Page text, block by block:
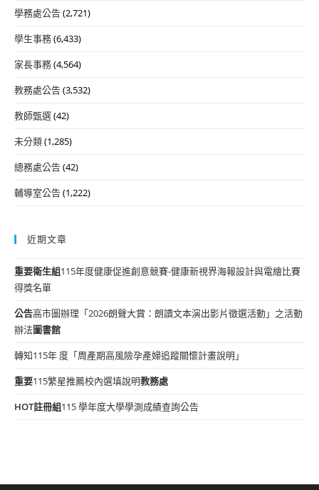
學務處公告(2,721)
學生事務(6,433)
家長事務(4,564)
教務處公告(3,532)
教師甄選(42)
未分類(1,285)
總務處公告(42)
輔導室公告(1,222)
近期文章
重要衛生組115年度健康促進創意競賽-健康新視界海報設計與電繪比賽
得獎名單
公告高市圖辦理「2026朗聲大賞：朗讀文本演出影片徵選活動」之活動
辦法圖書館
轉知115年 度「周產期高風險孕產婦追蹤關懷計畫說明」
重要115繁星推薦校內選填說明教務處
HOT註冊組115 學年度大學學測成績查詢公告